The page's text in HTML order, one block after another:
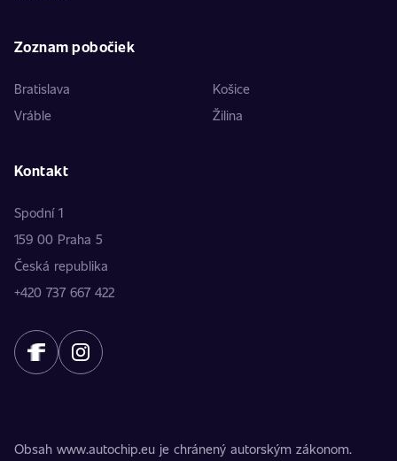
Zoznam pobočiek
Bratislava
Košice
Vráble
Žilina
Kontakt
Spodní 1
159 00 Praha 5
Česká republika
+420 737 667 422
Obsah www.autochip.eu je chránený autorským zákonom.